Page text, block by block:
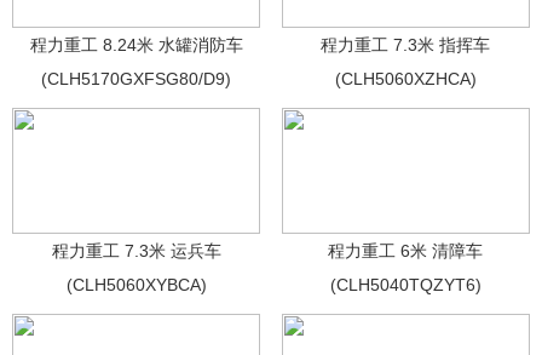
程力重工 8.24米 水罐消防车
(CLH5170GXFSG80/D9)
程力重工 7.3米 指挥车
(CLH5060XZHCA)
程力重工 7.3米 运兵车
(CLH5060XYBCA)
程力重工 6米 清障车
(CLH5040TQZYT6)